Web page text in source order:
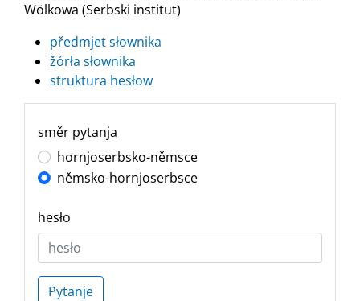
Wölkowa (Serbski institut)
předmjet słownika
žórła słownika
struktura hesłow
směr pytanja
hornjoserbsko-němsce
němsko-hornjoserbsce
hesło
Pytanje